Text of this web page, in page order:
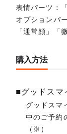
表情パーツ：
オプションパ
「通常顔」「
購入方法
■グッドスマ
グッドスマ
中のご予約
（※）